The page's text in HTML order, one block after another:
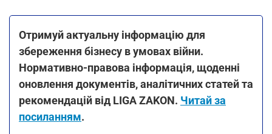
Отримуй актуальну інформацію для
збереження бізнесу в умовах війни.
Нормативно-правова інформація, щоденні
оновлення документів, аналітичних статей та
рекомендацій від LIGA ZAKON. Читай за
посиланням.